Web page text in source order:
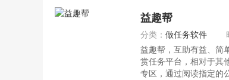
益趣帮
分类： 做任务软件
益趣帮，互助有益、简
赏任务平台，相对于其
专区，通过阅读指定的